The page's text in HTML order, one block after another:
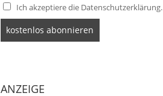
Ich akzeptiere die Datenschutzerklärung.
ANZEIGE